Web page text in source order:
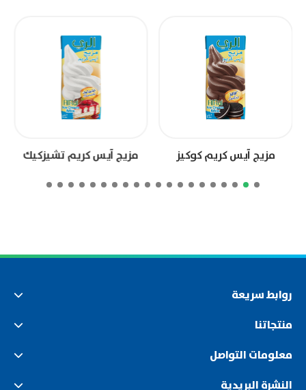
مزيج آيس كريم كوكيز مزيج آيس كريم تشيزكيك
روابط سريعة
منتجاتنا
معلومات التواصل
النشرة البريدية